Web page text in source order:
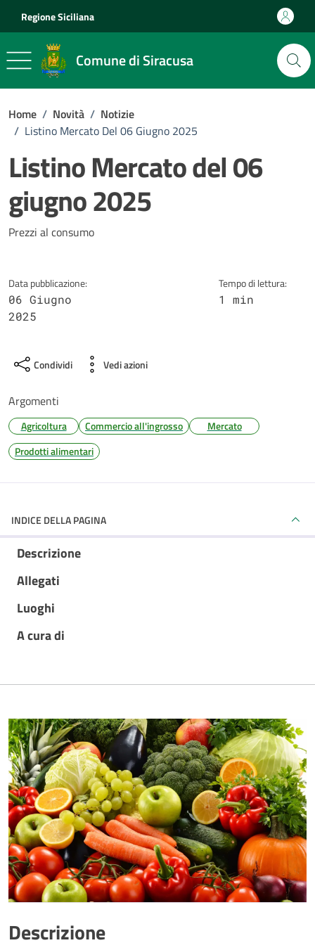
Regione Siciliana
Comune di Siracusa
Home / Novità / Notizie
/ Listino Mercato Del 06 Giugno 2025
Listino Mercato del 06
giugno 2025
Dettagli della notizia
Prezzi al consumo
Data pubblicazione:
06 Giugno
2025
Tempo di lettura:
1 min
Condividi Vedi azioni
Argomenti
Agricoltura Commercio all'ingrosso
Mercato
Prodotti alimentari
INDICE DELLA PAGINA
Descrizione
Allegati
Luoghi
A cura di
Descrizione